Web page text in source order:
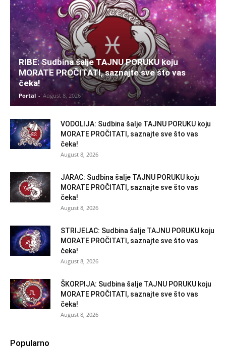
RIBE: Sudbina šalje TAJNU PORUKU koju
MORATE PROČITATI, saznajte sve što vas
čeka!
Portal - August 8, 2026
VODOLIJA: Sudbina šalje TAJNU PORUKU koju
MORATE PROČITATI, saznajte sve što vas
čeka!
August 8, 2026
JARAC: Sudbina šalje TAJNU PORUKU koju
MORATE PROČITATI, saznajte sve što vas
čeka!
August 8, 2026
STRIJELAC: Sudbina šalje TAJNU PORUKU koju
MORATE PROČITATI, saznajte sve što vas
čeka!
August 8, 2026
ŠKORPIJA: Sudbina šalje TAJNU PORUKU koju
MORATE PROČITATI, saznajte sve što vas
čeka!
August 8, 2026
Popularno